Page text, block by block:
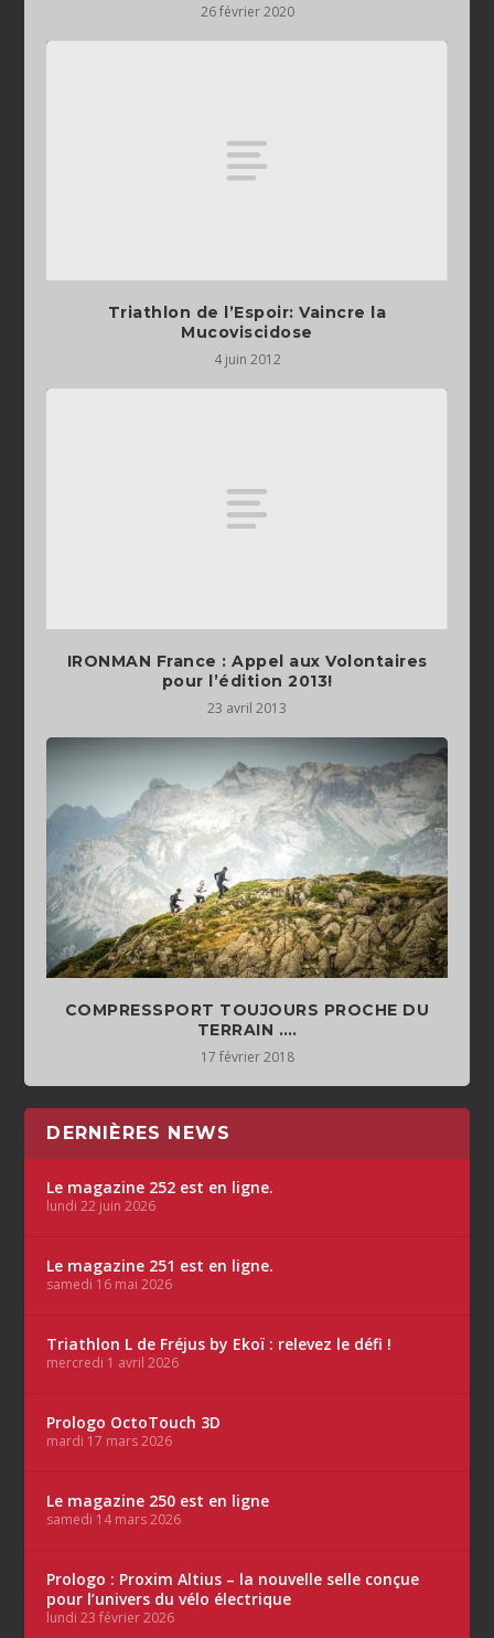
26 février 2020
Triathlon de l’Espoir: Vaincre la
Mucoviscidose
4 juin 2012
IRONMAN France : Appel aux Volontaires
pour l’édition 2013!
23 avril 2013
COMPRESSPORT TOUJOURS PROCHE DU
TERRAIN ….
17 février 2018
DERNIÈRES NEWS
Le magazine 252 est en ligne.
lundi 22 juin 2026
Le magazine 251 est en ligne.
samedi 16 mai 2026
Triathlon L de Fréjus by Ekoï : relevez le défi !
mercredi 1 avril 2026
Prologo OctoTouch 3D
mardi 17 mars 2026
Le magazine 250 est en ligne
samedi 14 mars 2026
Prologo : Proxim Altius – la nouvelle selle conçue
pour l’univers du vélo électrique
lundi 23 février 2026